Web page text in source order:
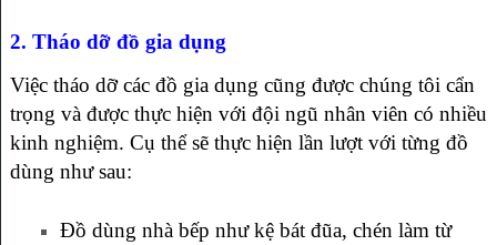
2. Tháo dỡ đồ gia dụng
Việc tháo dỡ các đồ gia dụng cũng được chúng tôi cẩn
trọng và được thực hiện với đội ngũ nhân viên có nhiều
kinh nghiệm. Cụ thể sẽ thực hiện lần lượt với từng đồ
dùng như sau:
Đồ dùng nhà bếp như kệ bát đũa, chén làm từ